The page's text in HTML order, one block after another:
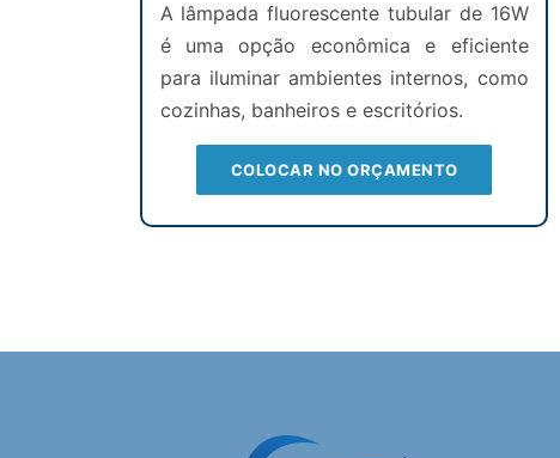
A lâmpada fluorescente tubular de 16W
é uma opção econômica e eficiente
para iluminar ambientes internos, como
cozinhas, banheiros e escritórios.
COLOCAR NO ORÇAMENTO